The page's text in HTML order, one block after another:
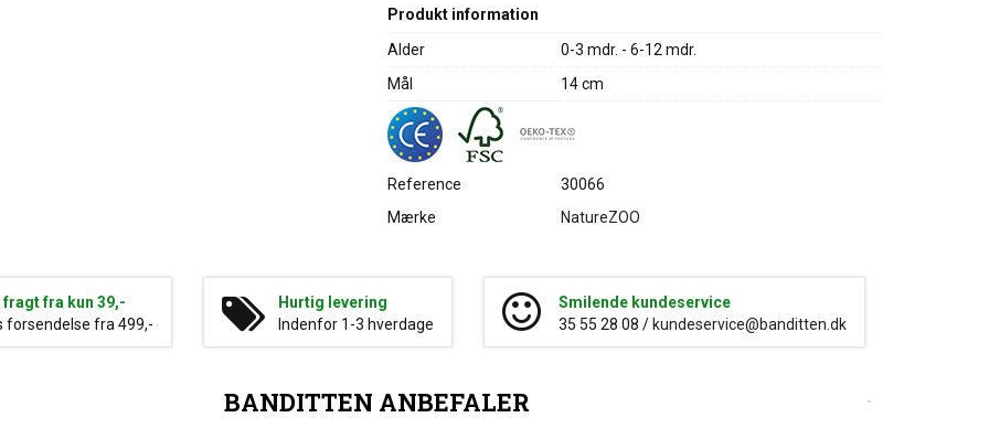
Produkt information
Alder
0-3 mdr. - 6-12 mdr.
Mål
14 cm
Reference
30066
Mærke
NatureZOO
fragt fra kun 39,-
forsendelse fra 499,-
Hurtig levering
Indenfor 1-3 hverdage
Smilende kundeservice
35 55 28 08 / kundeservice@banditten.dk
BANDITTEN ANBEFALER